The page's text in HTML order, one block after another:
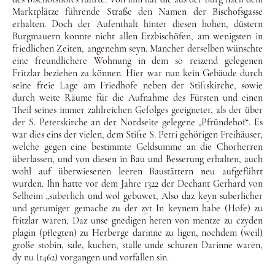
Marktplätze führende Straße den Namen der Bischofsgasse
er­halten. Doch der Aufenthalt hinter diesen hohen, düstern
Burg­mauern konnte nicht allen Erzbischöfen, am wenigsten in
fried­lichen Zeiten, angenehm seyn. Mancher derselben wünschte
ei­ne freundlichere Wohnung in dem so reizend gelegenen
Fritzlar beziehen zu können. Hier war nun kein Gebäude durch
seine freie Lage am Friedhofe neben der Stiftskirche, sowie
durch wei­te Räume für die Aufnahme des Fürsten und einen
Theil seines immer zahlreichen Gefolges geeigneter, als der über
der S. Pe­terskirche an der Nordseite gelegene „Pfründehof“. Es
war dies eins der vielen, dem Stifte S. Petri gehörigen Freihäuser,
welche gegen eine bestimmte Geldsumme an die Chorherren
überlas­sen, und von diesen in Bau und Besserung erhalten, auch
wohl auf überwiesenen leeren Baustättern neu aufgeführt
wur­den. Ihn hatte vor dem Jahre 1322 der Dechant Gerhard von
Sel­heim „suberlich und wol gebuwet, Also daz keyn suberlicher
und gerumiger gemache zu der zyt In keynem habe (Hofe) zu
fritzlar waren, Daz unse gnedigen heren von mentze zu czyden
plagin (pflegten) zu Herberge darinne zu ligen, nochdem (weil)
große stobin, sale, kuchen, stalle unde schuren Darinne waren,
dy nu (1462) vorgangen und vorfallen sin.